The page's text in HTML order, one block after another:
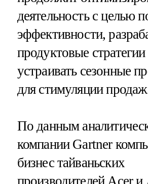
деятельность с целью
эффективности,
продуктовые
устраивать сезонные
для стимуляции
По данным
компании Gartner
бизнес тайваньских